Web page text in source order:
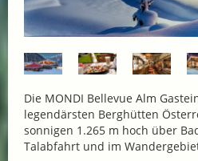
Die MONDI Bellevue Alm
legendärsten Berghütten
sonnigen 1.265 m hoch über
Talabfahrt und im